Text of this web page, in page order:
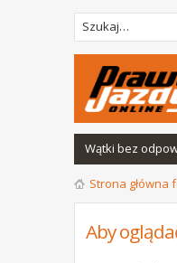
Wątki bez
Strona główna
Aby